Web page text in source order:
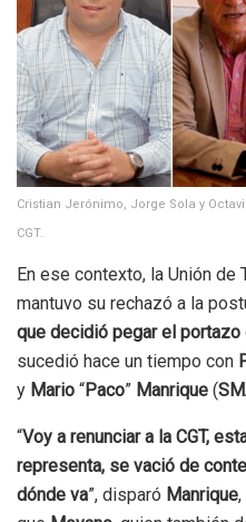
Cristian Jerónimo, Jorge Sola y
CGT.
En ese contexto, la Unión de
mantuvo su rechazó a la
que decidió pegar el portazo
sucedió hace un tiempo con
y Mario “Paco” Manrique (
“Voy a renunciar a la CGT,
representa, se vació de
dónde va”, disparó Manrique